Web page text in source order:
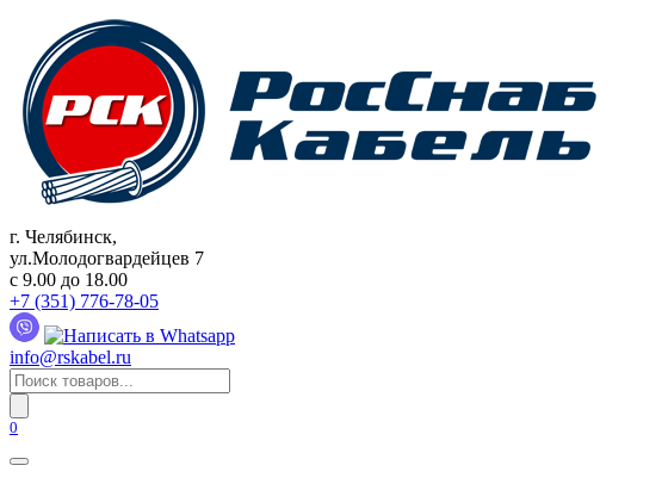
содержанию
г. Челябинск,
ул.Молодогвардейцев 7
c 9.00 до 18.00
+7 (351) 776-78-05
info@rskabel.ru
Поиск
товаров
0